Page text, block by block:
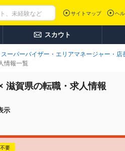
サイトマップ ヘ
スカウト
スーパーバイザー・エリアマネージャー・店
情報一覧
滋賀県の転職・求人情報
示
要